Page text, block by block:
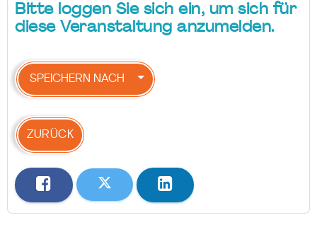
Bitte loggen Sie sich ein, um sich für
diese Veranstaltung anzumelden.
SPEICHERN NACH
ZURÜCK